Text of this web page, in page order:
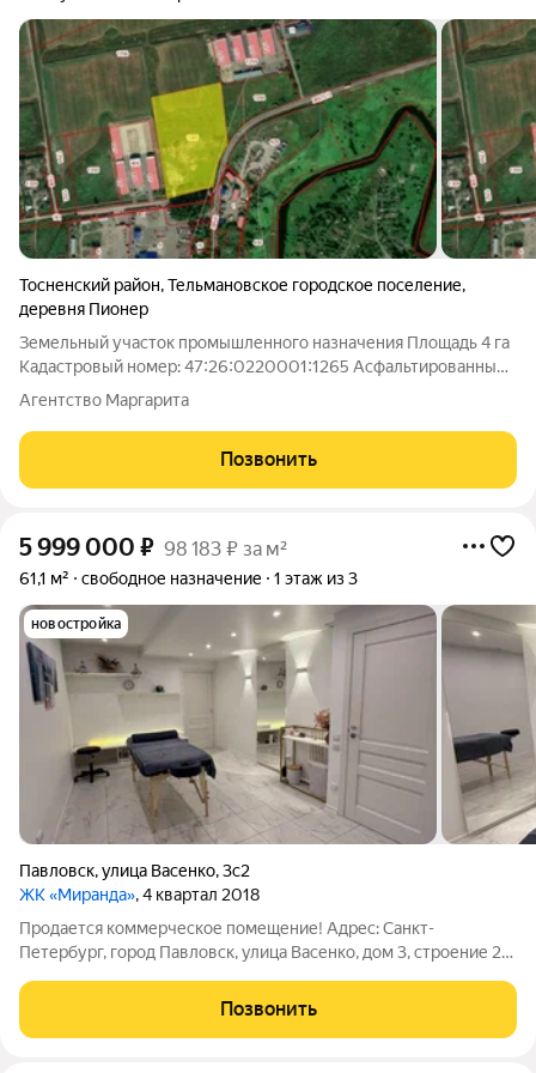
Тосненский район,Тельмановское городское поселение,
деревня Пионер
Земельный участок промышленного назначения Площадь 4 га
Кадастровый номер: 47:26:0220001:1265 Асфальтированный
подъезд Электрическая мощность - 150 кВт Водоснабжение:
скважина Газоснабжение: есть возможность подведения
магистрального газа Работаем
Агентство Маргарита
Позвонить
5 999 000 ₽ 98 183 ₽ за м²
61,1 м² свободное назначение 1 этаж из 3
новостройка
Павловск,улица Васенко,3с2
ЖК «Миранда», 4 квартал 2018
Продается коммерческое помещение! Адрес: Санкт-
Петербург, город Павловск, улица Васенко, дом 3, строение 2
доступности от живописного Павловского парка, продается
нежилое помещение с двумя
Позвонить